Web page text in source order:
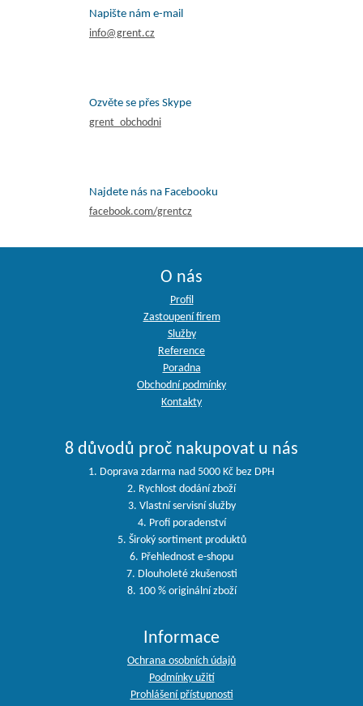
Napište nám e-mail
info@grent.cz
Ozvěte se přes Skype
grent_obchodni
Najdete nás na Facebooku
facebook.com/grentcz
O nás
Profil
Zastoupení firem
Služby
Reference
Poradna
Obchodní podmínky
Kontakty
8 důvodů proč nakupovat u nás
1. Doprava zdarma nad 5000 Kč bez DPH
2. Rychlost dodání zboží
3. Vlastní servisní služby
4. Profi poradenství
5. Široký sortiment produktů
6. Přehlednost e-shopu
7. Dlouholeté zkušenosti
8. 100 % originální zboží
Informace
Ochrana osobních údajů
Podmínky užití
Prohlášení přístupnosti